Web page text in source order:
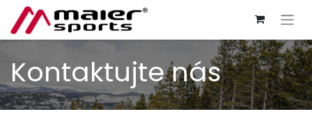
Kontaktujte nás